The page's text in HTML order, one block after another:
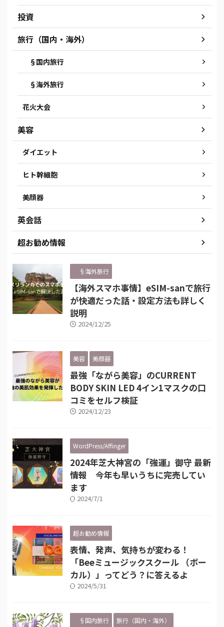
投資
旅行（国内・海外）
§国内旅行
§海外旅行
花火大会
美容
ダイエット
ヒト幹細胞
美顔器
英会話
超お勧め情報
§海外旅行
【海外スマホ事情】eSIM-sanで旅行
が快適だった話・設定方法も詳しく
説明
2024/12/25
美容 美顔器
最強「ながら美容」のCURRENT
BODY SKIN LED 4イン1マスクの口
コミをセルフ検証
2024/12/23
WordPress/Affinger
2024年芝大神宮の「強運」御守 最新
情報 今年も早いうちに完売してい
ます
2024/7/1
超お勧め情報
表情、発声、気持ちが変わる！
「Beeミュージックスクール （ボー
カル）」ってどう？に答えるよ
2024/5/31
§国内旅行 旅行（国内・海外）